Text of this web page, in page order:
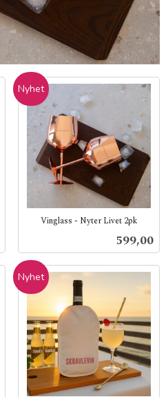
Vinglass - Nyter Livet 2pk
Pris
599,00
Nyhet
Nyhet